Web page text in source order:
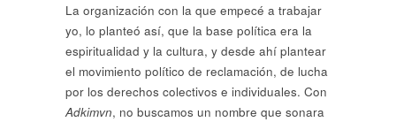
La organización con la que empecé a trabajar
yo, lo planteó así, que la base política era la
espiritualidad y la cultura, y desde ahí plantear
el movimiento político de reclamación, de lucha
por los derechos colectivos e individuales. Con
Adkimvn, no buscamos un nombre que sonara